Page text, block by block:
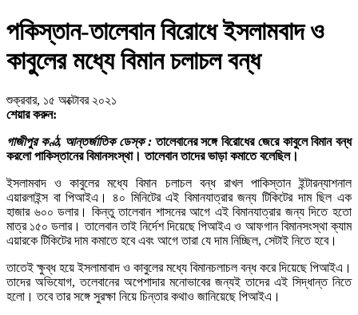
পকিস্তান-তালেবান বিরোধে ইসলামবাদ ও
কাবুলের মধ্যে বিমান চলাচল বন্ধ
শুক্রবার, ১৫ অক্টোবর ২০২১
শেয়ার করুন:
গাজীপুর কণ্ঠ, আন্তর্জাতিক ডেস্ক :তালেবানের সঙ্গে বিরোধের জেরে কাবুলে বিমান বন্ধ
করলো পাকিস্তানের বিমানসংস্থা। তালেবান তাদের ভাড়া কমাতে বলেছিল।
ইসলামবাদ ও কাবুলের মধ্যে বিমান চলাচল বন্ধ রাখল পাকিস্তান ইন্টারন্যাশনাল
এয়ারলাইন্স বা পিআইএ। ৪০ মিনিটের এই বিমানযাত্রার জন্য টিকিটের দাম ছিল এক
হাজার ৬০০ ডলার। কিন্তু তালেবান শাসনের আগে এই বিমানযাত্রার জন্য দিতে হতো
মাত্র ১৫০ ডলার। তালেবান তাই নির্দেশ দিয়েছে পিআইএ ও আফগান বিমানসংস্থা ক্যাম
এয়ারকে টিকিটের দাম কমাতে হবে এবং আগে তারা যে দাম নিচ্ছিল, সেটাই নিতে হবে।
তাতেই ক্ষুব্ধ হয়ে ইসলামাবাদ ও কাবুলের মধ্যে বিমানচলাচল বন্ধ করে দিয়েছে পিআইএ।
তাদের অভিযোগ, তলেবানের অপেশাদার মনোভাবের জন্যই তাদের এই সিদ্ধান্ত নিতে
হলো। তবে তার সঙ্গে সুরক্ষা নিয়ে চিন্তার কথাও জানিয়েছে পিআইএ।